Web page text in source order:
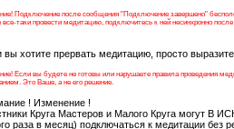
Подключение после сообщения "Подключение завершено"
все-таки провести медитацию, подключитесь к ней несинхронно
вы хотите прервать медитацию, просто
Если вы будете не готовы или нарушаете правила проведения
Это Ваше, а не его решение.
! Изменение !
Круга Мастеров и Малого Круга могут
раза в месяц) подключаться к медитации без